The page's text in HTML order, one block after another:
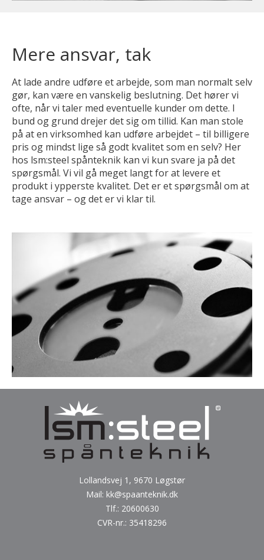
Mere ansvar, tak
At lade andre udføre et arbejde, som man normalt selv
gør, kan være en vanskelig beslutning. Det hører vi
ofte, når vi taler med eventuelle kunder om dette. I
bund og grund drejer det sig om tillid. Kan man stole
på at en virksomhed kan udføre arbejdet – til billigere
pris og mindst lige så godt kvalitet som en selv? Her
hos lsm:steel spånteknik kan vi kun svare ja på det
spørgsmål. Vi vil gå meget langt for at levere et
produkt i ypperste kvalitet. Det er et spørgsmål om at
tage ansvar – og det er vi klar til.
Lollandsvej 1, 9670 Løgstør
Mail: kk@spaanteknik.dk
Tlf.: 20600630
CVR-nr.: 35418296